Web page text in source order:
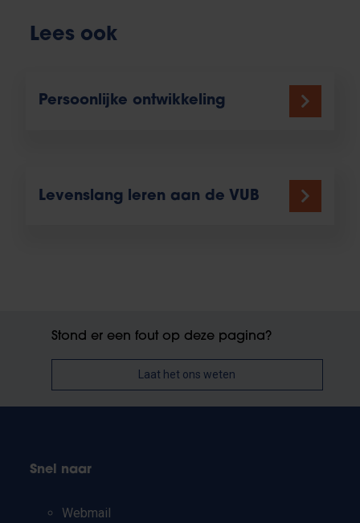
Lees ook
Persoonlijke ontwikkeling
Levenslang leren aan de VUB
Stond er een fout op deze pagina?
Laat het ons weten
Snel naar
Webmail